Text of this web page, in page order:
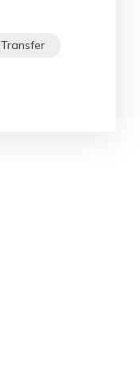
Transfer